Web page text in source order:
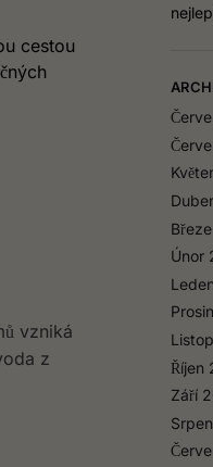
cestou
vzniká
z
Únor
Říjen
Září